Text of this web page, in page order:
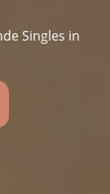
Singles in